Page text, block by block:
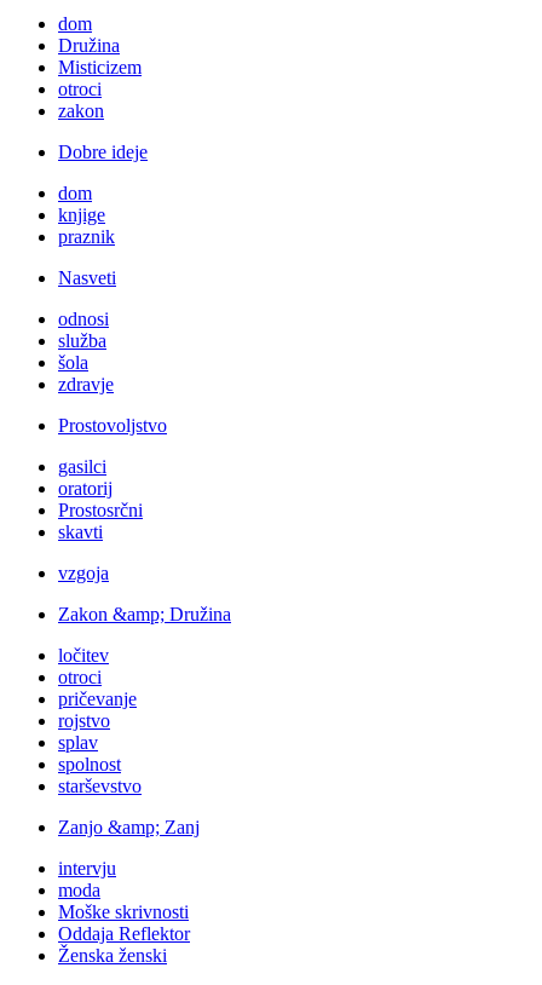
dom
Družina
Misticizem
otroci
zakon
Dobre ideje
dom
knjige
praznik
Nasveti
odnosi
služba
šola
zdravje
Prostovoljstvo
gasilci
oratorij
Prostosrčni
skavti
vzgoja
Zakon &amp; Družina
ločitev
otroci
pričevanje
rojstvo
splav
spolnost
starševstvo
Zanjo &amp; Zanj
intervju
moda
Moške skrivnosti
Oddaja Reflektor
Ženska ženski